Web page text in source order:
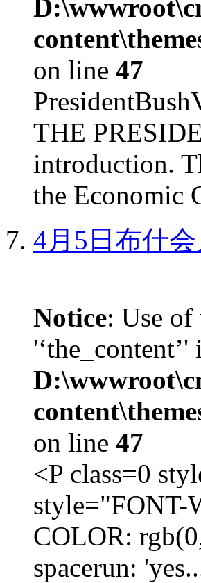
on line 47
THE
introduction.
the Economic
4月5日布什
Notice: Use of
'‘the_content’'
on line 47
<P class=0
style="FONT-
COLOR:
spacerun: